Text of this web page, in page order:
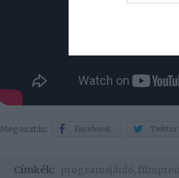
Megosztás: Facebook Twitter
Címkék: programajánló